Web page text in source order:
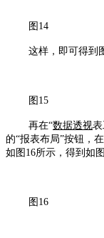
图14
这样，即可得到
图15
再在“数据透视表
的“报表布局”按钮，
如图16所示，得到如
图16